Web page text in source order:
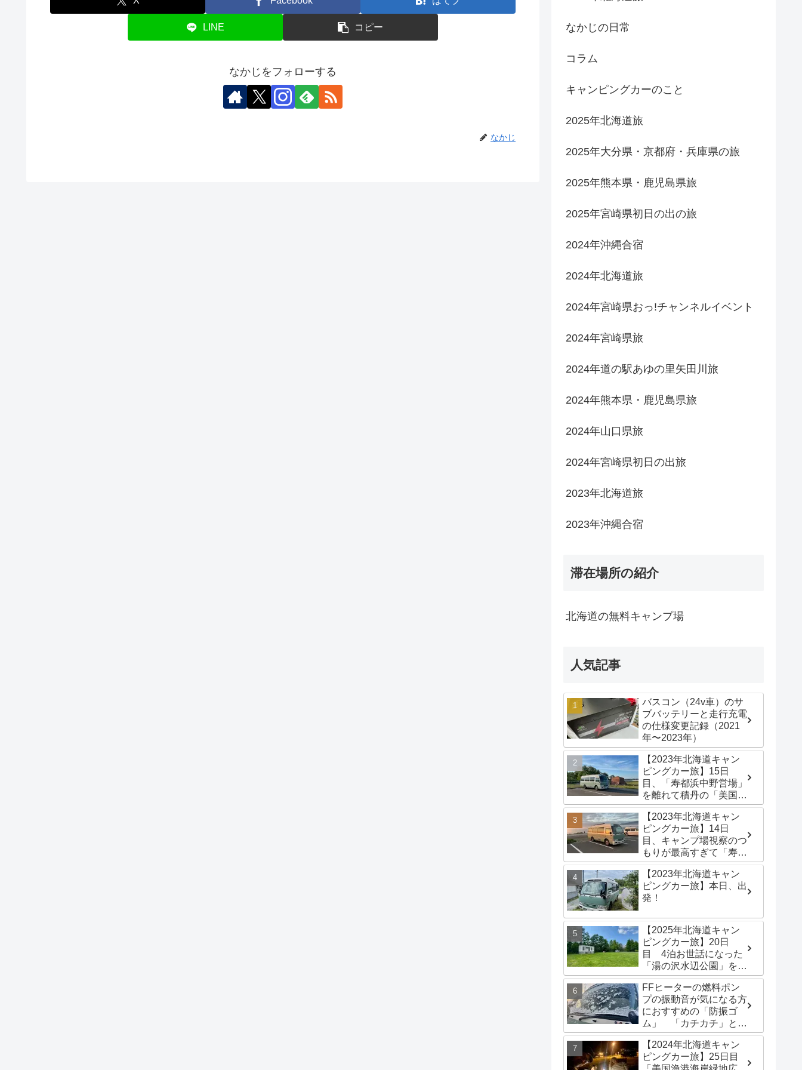
LINE コピー
なかじをフォローする
なかじ
なかじの日常
コラム
キャンピングカーのこと
2025年北海道旅
2025年大分県・京都府・兵庫県の旅
2025年熊本県・鹿児島県旅
2025年宮崎県初日の出の旅
2024年沖縄合宿
2024年北海道旅
2024年宮崎県おっ!チャンネルイベント
2024年宮崎県旅
2024年道の駅あゆの里矢田川旅
2024年熊本県・鹿児島県旅
2024年山口県旅
2024年宮崎県初日の出旅
2023年北海道旅
2023年沖縄合宿
滞在場所の紹介
北海道の無料キャンプ場
人気記事
バスコン（24v車）のサ
ブバッテリーと走行充電
の仕様変更記録（2021
年〜2023年）
【2023年北海道キャン
ピングカー旅】15日
目、「寿都浜中野営場」
を離れて積丹の「美国漁
港海岸緑地広場」でター
プテントを立てる
【2023年北海道キャン
ピングカー旅】14日
目、キャンプ場視察のつ
もりが最高すぎて「寿都
浜中野営場」滞在するこ
とに
【2023年北海道キャン
ピングカー旅】本日、出
発！
【2025年北海道キャン
ピングカー旅】20日
目 4泊お世話になった
「湯の沢水辺公園」を出
発し、「函館トヨタ 森
店」でキャンピングカー
のオイル交換完了！今日
は伊達市の「徳舜瞥山麓
キャンプ場」へ
FFヒーターの燃料ポン
プの振動音が気になる方
におすすめの「防振ゴ
ム」 「カチカチ」とい
う機械音は別対策が必要
です
【2024年北海道キャン
ピングカー旅】25日目